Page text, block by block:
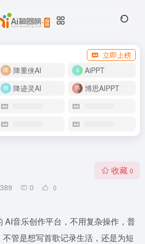
立即上榜
降重侠AI
AiPPT
降迹灵AI
博思AIPPT
0 0
收藏 0
AI音乐创作平台，不用复杂操作，普
管是想写首歌记录生活，还是为短